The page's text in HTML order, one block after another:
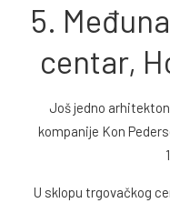
5.
centar,
Još jedno
kompanije Kon
U sklopu trgovačkog